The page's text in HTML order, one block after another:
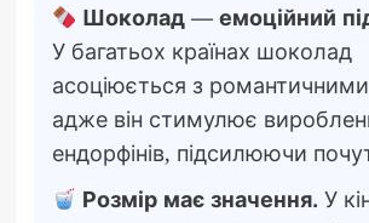
Шоколад — емоційний
У багатьох країнах шоколад
асоціюється з
адже він стимулює
ендорфінів, підсилюючи
Розмір має значення. У